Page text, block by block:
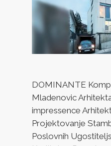
DOMINANTE
Mladenovic
impressence
Projektovanje
Poslovnih